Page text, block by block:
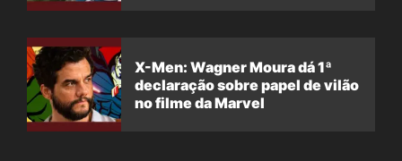
X-Men: Wagner Moura dá 1ª
declaração sobre papel de vilão
no filme da Marvel